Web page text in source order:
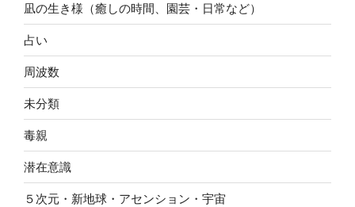
凪の生き様（癒しの時間、園芸・日常など）
占い
周波数
未分類
毒親
潜在意識
５次元・新地球・アセンション・宇宙